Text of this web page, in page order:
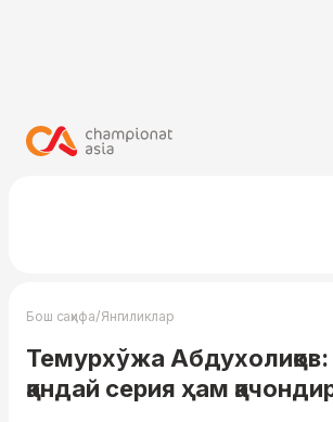
Бош саҳифа/Янгиликлар
Темурхўжа
қандай серия ҳам